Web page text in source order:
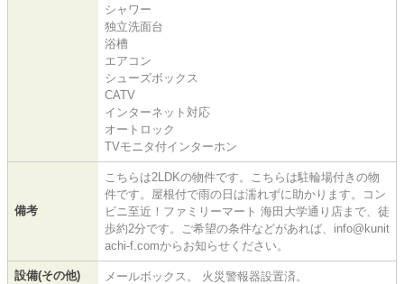
シャワー
独立洗面台
浴槽
エアコン
シューズボックス
CATV
インターネット対応
オートロック
TVモニタ付インターホン
備考
こちらは2LDKの物件です。こちらは駐輪場付きの物
件です。屋根付で雨の日は濡れずに助かります。コン
ビニ至近！ファミリーマート 海田大学通り店まで、徒
歩約2分です。ご希望の条件などがあれば、info@kunit
achi-f.comからお知らせください。
設備(その他) メールボックス。 火災警報器設置済。